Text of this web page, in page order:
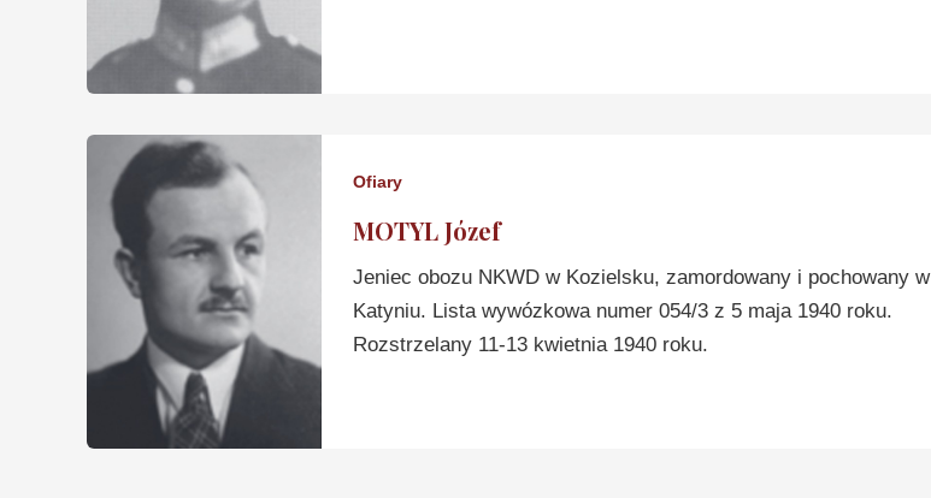
Ofiary
MOTYL Józef
Jeniec obozu NKWD w Kozielsku, zamordowany i pochowany w
Katyniu. Lista wywózkowa numer 054/3 z 5 maja 1940 roku.
Rozstrzelany 11-13 kwietnia 1940 roku.